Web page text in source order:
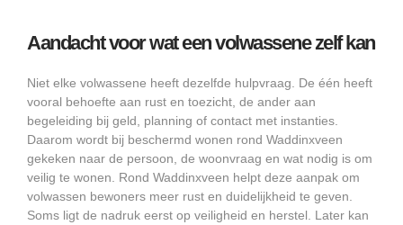
Aandacht voor wat een volwassene zelf kan
Niet elke volwassene heeft dezelfde hulpvraag. De één heeft
vooral behoefte aan rust en toezicht, de ander aan
begeleiding bij geld, planning of contact met instanties.
Daarom wordt bij beschermd wonen rond Waddinxveen
gekeken naar de persoon, de woonvraag en wat nodig is om
veilig te wonen. Rond Waddinxveen helpt deze aanpak om
volwassen bewoners meer rust en duidelijkheid te geven.
Soms ligt de nadruk eerst op veiligheid en herstel. Later kan